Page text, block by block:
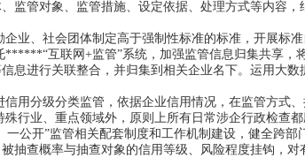
监管对象、监管措施、设定依据、处理方式等内容
、社会团体制定高于强制性标准的标准，开展标准
互联网+监管”系统，加强监管信息归集共享，
息进行关联整合，并归集到相关企业名下。运用大
分级分类监管，依据企业信用情况，在监管方式、
业、重点领域外，原则上所有日常涉企行政检查都
公开”监管相关配套制度和工作机制建设，健全跨部
抽查概率与抽查对象的信用等级、风险程度挂钩，